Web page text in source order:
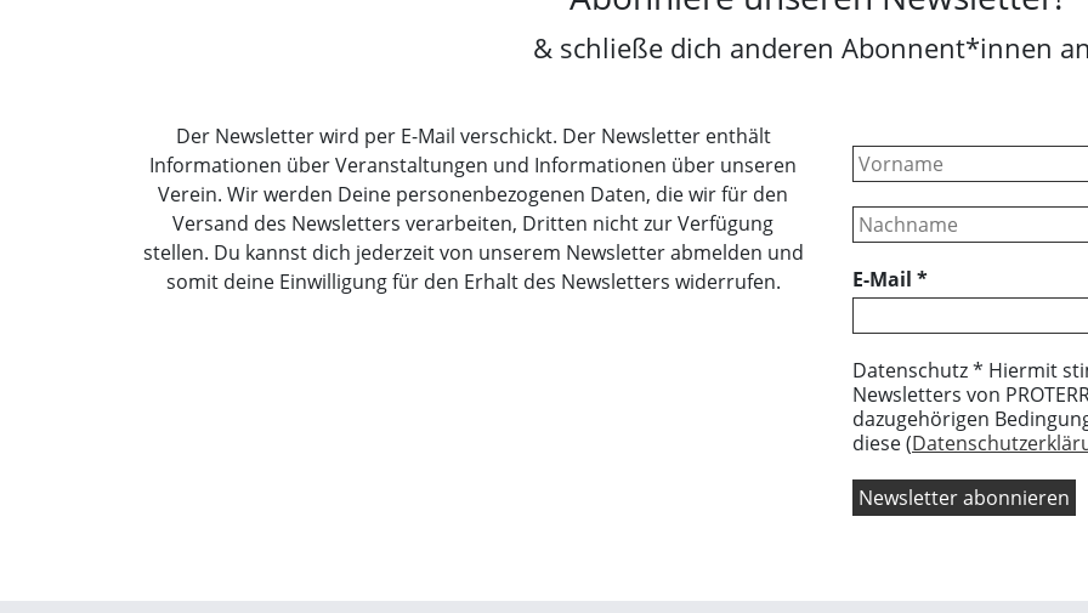
& schließe dich anderen Abonnent*innen
Der Newsletter wird per E-Mail verschickt. Der Newsletter enthält
Informationen über Veranstaltungen und Informationen über unseren
Verein. Wir werden Deine personenbezogenen Daten, die wir für den
Versand des Newsletters verarbeiten, Dritten nicht zur Verfügung
stellen. Du kannst dich jederzeit von unserem Newsletter abmelden und
somit deine Einwilligung für den Erhalt des Newsletters widerrufen.
E-Mail *
Datenschutz * Hiermit
Newsletters von
dazugehörigen
diese (